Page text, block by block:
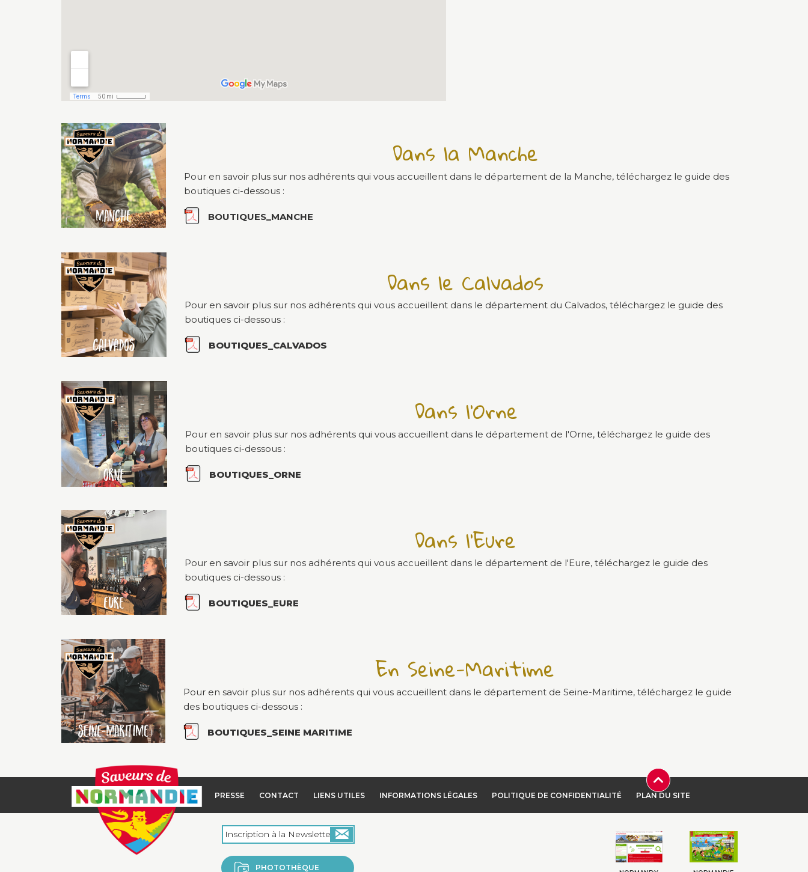
Dans la Manche
Pour en savoir plus sur nos adhérents qui vous accueillent dans le département de la Manche, téléchargez le guide des
boutiques ci-dessous :
BOUTIQUES_MANCHE
Dans le Calvados
Pour en savoir plus sur nos adhérents qui vous accueillent dans le département du Calvados, téléchargez le guide des
boutiques ci-dessous :
BOUTIQUES_CALVADOS
Dans l'Orne
Pour en savoir plus sur nos adhérents qui vous accueillent dans le département de l'Orne, téléchargez le guide des
boutiques ci-dessous :
BOUTIQUES_ORNE
Dans l'Eure
Pour en savoir plus sur nos adhérents qui vous accueillent dans le département de l'Eure, téléchargez le guide des
boutiques ci-dessous :
BOUTIQUES_EURE
En Seine-Maritime
Pour en savoir plus sur nos adhérents qui vous accueillent dans le département de Seine-Maritime, téléchargez le guide
des boutiques ci-dessous :
BOUTIQUES_SEINE MARITIME
PRESSE CONTACT LIENS UTILES INFORMATIONS LÉGALES POLITIQUE DE CONFIDENTIALITÉ PLAN DU SITE
PHOTOTHÈQUE